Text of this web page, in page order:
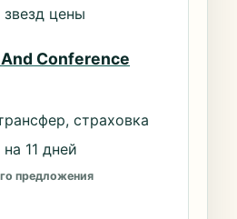
цены
Conference
страховка
11 дней
предложения